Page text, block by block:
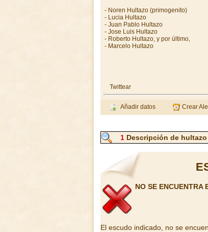
- Noren Hultazo (primogenito)
- Lucia Hultazo
- Juan Pablo Hultazo
- Jose Luis Hultazo
- Roberto Hultazo, y por último,
- Marcelo Hultazo
Twittear
Añadir datos Crear
1Descripción de hultazo
NO SE ENCUENTRA
El escudo indicado, no se